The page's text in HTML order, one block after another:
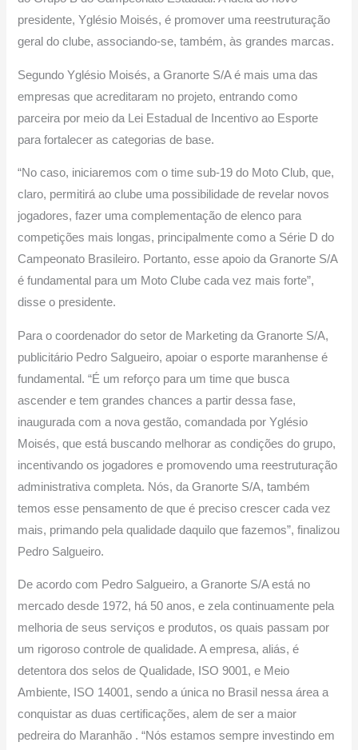
presidente, Yglésio Moisés, é promover uma reestruturação
geral do clube, associando-se, também, às grandes marcas.
Segundo Yglésio Moisés, a Granorte S/A é mais uma das
empresas que acreditaram no projeto, entrando como
parceira por meio da Lei Estadual de Incentivo ao Esporte
para fortalecer as categorias de base.
“No caso, iniciaremos com o time sub-19 do Moto Club, que,
claro, permitirá ao clube uma possibilidade de revelar novos
jogadores, fazer uma complementação de elenco para
competições mais longas, principalmente como a Série D do
Campeonato Brasileiro. Portanto, esse apoio da Granorte S/A
é fundamental para um Moto Clube cada vez mais forte”,
disse o presidente.
Para o coordenador do setor de Marketing da Granorte S/A,
publicitário Pedro Salgueiro, apoiar o esporte maranhense é
fundamental. “É um reforço para um time que busca
ascender e tem grandes chances a partir dessa fase,
inaugurada com a nova gestão, comandada por Yglésio
Moisés, que está buscando melhorar as condições do grupo,
incentivando os jogadores e promovendo uma reestruturação
administrativa completa. Nós, da Granorte S/A, também
temos esse pensamento de que é preciso crescer cada vez
mais, primando pela qualidade daquilo que fazemos”, finalizou
Pedro Salgueiro.
De acordo com Pedro Salgueiro, a Granorte S/A está no
mercado desde 1972, há 50 anos, e zela continuamente pela
melhoria de seus serviços e produtos, os quais passam por
um rigoroso controle de qualidade. A empresa, aliás, é
detentora dos selos de Qualidade, ISO 9001, e Meio
Ambiente, ISO 14001, sendo a única no Brasil nessa área a
conquistar as duas certificações, alem de ser a maior
pedreira do Maranhão . “Nós estamos sempre investindo em